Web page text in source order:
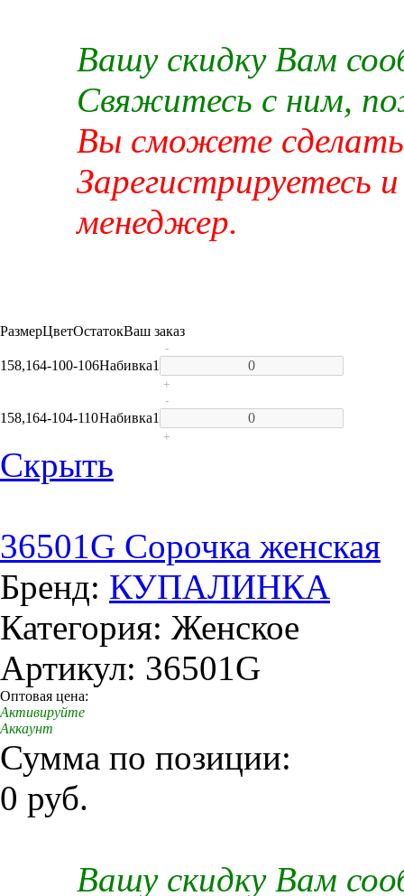
Вашу скидку Вам
Свяжитесь с ним,
Вы сможете сделать
Зарегистрируетесь
менеджер.
РазмерЦветОстатокВаш заказ
158,164-100-106Набивка1
-
+
158,164-104-110Набивка1
-
+
Скрыть
36501G Сорочка женская
Бренд: КУПАЛИНКА
Категория: Женское
Артикул: 36501G
Оптовая цена:
Активируйте
Аккаунт
Сумма по позиции:
0 руб.
Вашу скидку Вам